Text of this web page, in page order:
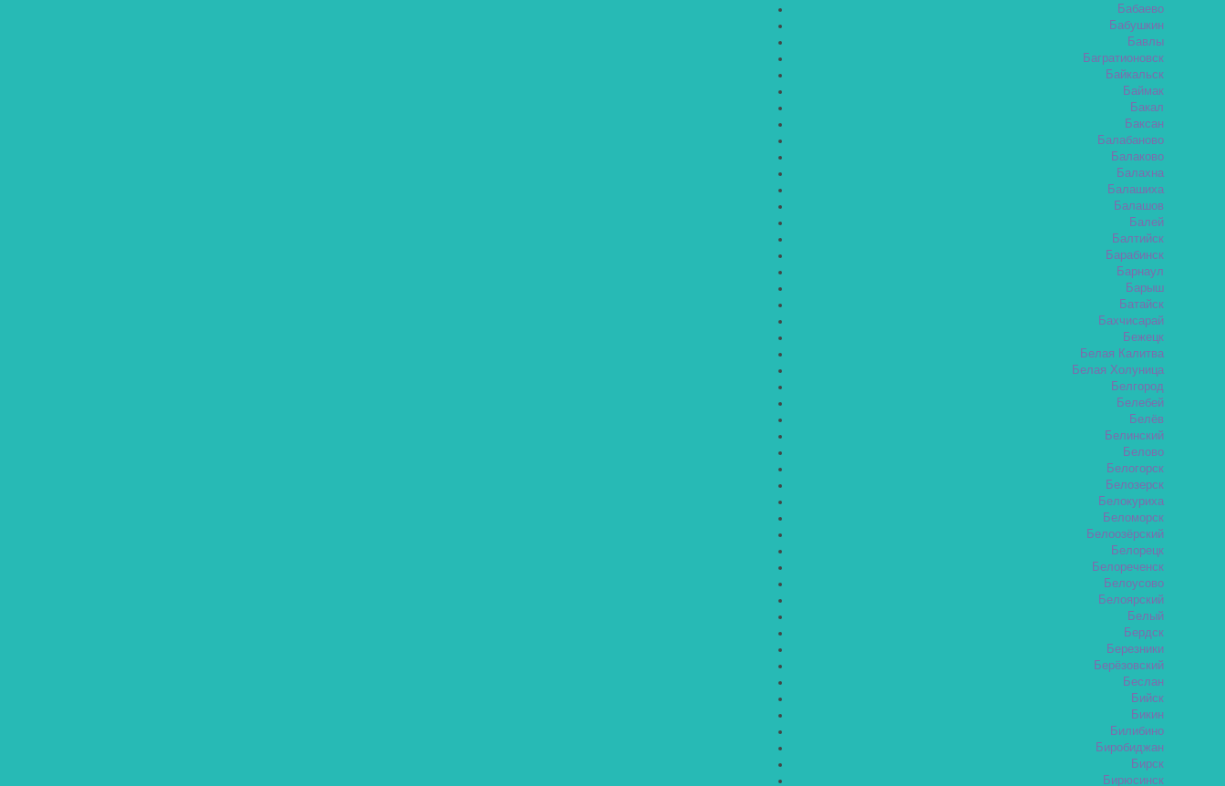
Бабаево
Бабушкин
Бавлы
Багратионовск
Байкальск
Баймак
Бакал
Баксан
Балабаново
Балаково
Балахна
Балашиха
Балашов
Балей
Балтийск
Барабинск
Барнаул
Барыш
Батайск
Бахчисарай
Бежецк
Белая Калитва
Белая Холуница
Белгород
Белебей
Белёв
Белинский
Белово
Белогорск
Белозерск
Белокуриха
Беломорск
Белоозёрский
Белорецк
Белореченск
Белоусово
Белоярский
Белый
Бердск
Березники
Берёзовский
Беслан
Бийск
Бикин
Билибино
Биробиджан
Бирск
Бирюсинск